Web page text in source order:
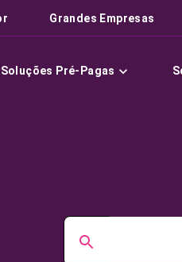
Grandes Empresas
Soluções Pré-Pagas